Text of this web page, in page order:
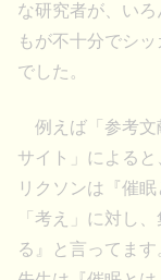
な研究者が、い
もが不十分でシ
でした。
例えば「参考文
サイト」による
リクソンは『催
「考え」に対し
る』と言ってま